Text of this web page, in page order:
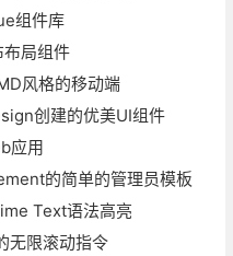
组件库
局组件
风格的移动端
创建的优美UI组件
应用
的简单的管理员模板
Text语法高亮
无限滚动指令